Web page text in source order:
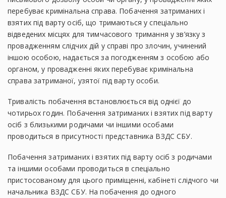
перебуває кримінальна справа. Побачення затриманих і
взятих під варту осіб, що тримаються у спеціально
відведених місцях для тимчасового тримання у зв’язку з
провадженням слідчих дій у справі про злочин, учинений
іншою особою, надається за погодженням з особою або
органом, у провадженні яких перебуває кримінальна
справа затриманої, узятої під варту особи.
Тривалість побачення встановлюється від однієї до
чотирьох годин. Побачення затриманих і взятих під варту
осіб з близькими родичами чи іншими особами
проводиться в присутності представника ВЗДС СБУ.
Побачення затриманих і взятих під варту осіб з родичами
та іншими особами проводиться в спеціально
пристосованому для цього приміщенні, кабінеті слідчого чи
начальника ВЗДС СБУ. На побачення до одного